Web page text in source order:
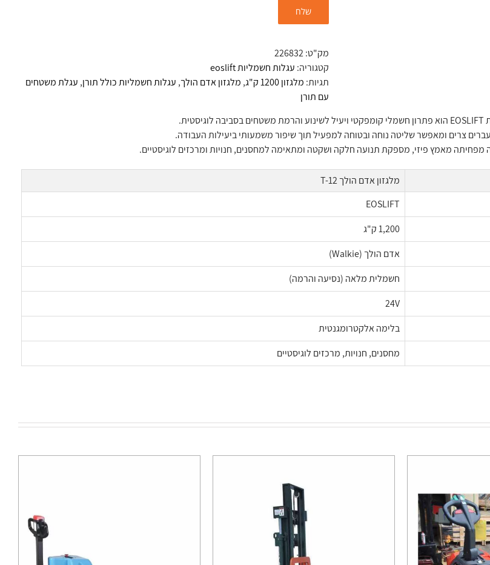
מק"ט:226832
קטגוריה: עגלות חשמליות eoslift
תגיות: מלגזון 1200 ק"ג , מלגזון אדם הולך, עגלות חשמליות כולל תורן, עגלת משטחים
עם תורן
צרים ומאפשר שליטה נוחה ובטוחה למפעיל תוך שיפור משמעותי ביעילות העבודה.
מאמץ פיזי, מספקת תנועה חלקה ושקטה ומתאימה למחסנים, חנויות ומרכזים לוגיסטיים.
מלגזון אדם הולך T-12
EOSLIFT
1,200 ק"ג
אדם הולך (Walkie)
חשמלית מלאה (נסיעה והרמה)
24V
בלימה אלקטרומגנטית
מחסנים, חנויות, מרכזים לוגיסטיים